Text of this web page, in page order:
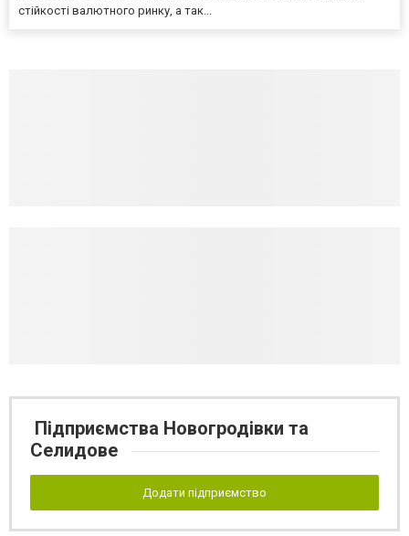
стійкості валютного ринку, а так...
Підприємства Новогродівки та
Селидове
Додати підприємство